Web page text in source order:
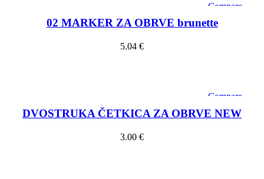
Compare
Add to wishlist
02 MARKER ZA OBRVE brunette
5.04 €
Compare
Add to wishlist
DVOSTRUKA ČETKICA ZA OBRVE NEW
3.00 €